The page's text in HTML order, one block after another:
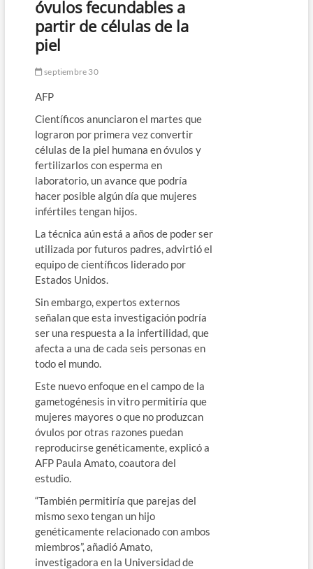
óvulos fecundables a
partir de células de la
piel
septiembre 30
AFP
Científicos anunciaron el martes que
lograron por primera vez convertir
células de la piel humana en óvulos y
fertilizarlos con esperma en
laboratorio, un avance que podría
hacer posible algún día que mujeres
infértiles tengan hijos.
La técnica aún está a años de poder ser
utilizada por futuros padres, advirtió el
equipo de científicos liderado por
Estados Unidos.
Sin embargo, expertos externos
señalan que esta investigación podría
ser una respuesta a la infertilidad, que
afecta a una de cada seis personas en
todo el mundo.
Este nuevo enfoque en el campo de la
gametogénesis in vitro permitiría que
mujeres mayores o que no produzcan
óvulos por otras razones puedan
reproducirse genéticamente, explicó a
AFP Paula Amato, coautora del
estudio.
“También permitiría que parejas del
mismo sexo tengan un hijo
genéticamente relacionado con ambos
miembros”, añadió Amato,
investigadora en la Universidad de